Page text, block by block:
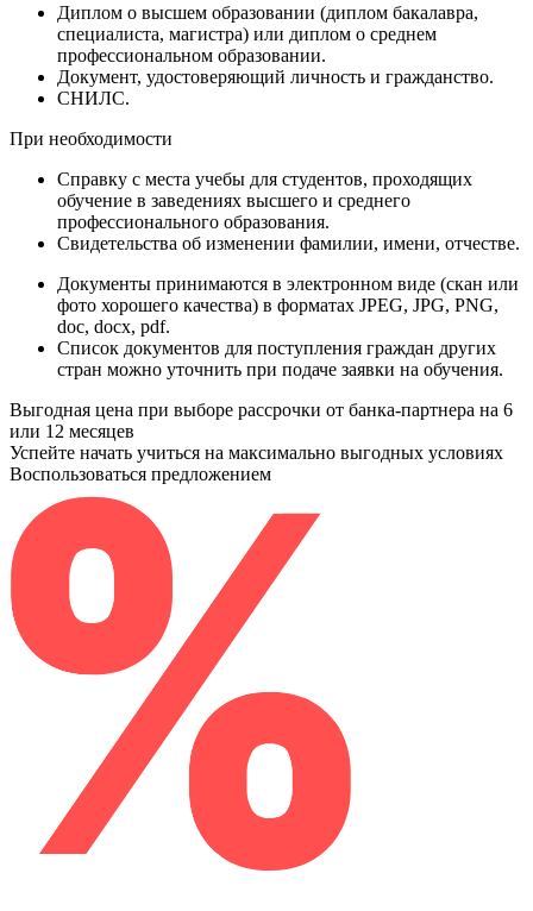
Диплом о высшем образовании (диплом бакалавра,
специалиста, магистра) или диплом о среднем
профессиональном образовании.
Документ, удостоверяющий личность и гражданство.
СНИЛС.
При необходимости
Справку с места учебы для студентов, проходящих
обучение в заведениях высшего и среднего
профессионального образования.
Свидетельства об изменении фамилии, имени, отчестве.
Документы принимаются в электронном виде (скан или
фото хорошего качества) в форматах JPEG, JPG, PNG,
doc, docx, pdf.
Список документов для поступления граждан других
стран можно уточнить при подаче заявки на обучения.
Выгодная цена при выборе рассрочки от банка-партнера на 6
или 12 месяцев
Успейте начать учиться на максимально выгодных условиях
Воспользоваться предложением